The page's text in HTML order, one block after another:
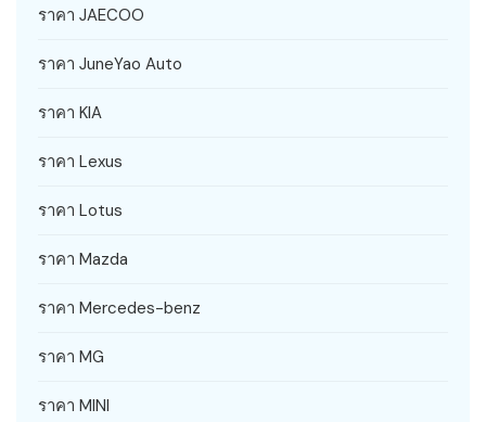
ราคา JAECOO
ราคา JuneYao Auto
ราคา KIA
ราคา Lexus
ราคา Lotus
ราคา Mazda
ราคา Mercedes-benz
ราคา MG
ราคา MINI